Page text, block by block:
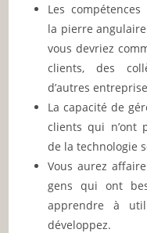
Les
la pierre
vous devriez
clients, des
d’autres
La capacité de
clients qui n’ont
de la technologie
Vous aurez
gens qui ont
apprendre à
développez.